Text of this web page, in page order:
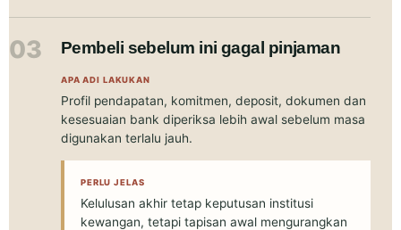
03 Pembeli sebelum ini gagal pinjaman
APA ADI LAKUKAN
Profil pendapatan, komitmen, deposit, dokumen dan
kesesuaian bank diperiksa lebih awal sebelum masa
digunakan terlalu jauh.
PERLU JELAS
Kelulusan akhir tetap keputusan institusi
kewangan, tetapi tapisan awal mengurangkan